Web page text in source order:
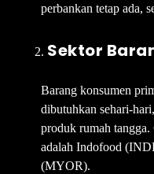
perbankan tetap ada,
Sektor
Barang konsumen
dibutuhkan sehari-
produk rumah
adalah Indofood
(MYOR).